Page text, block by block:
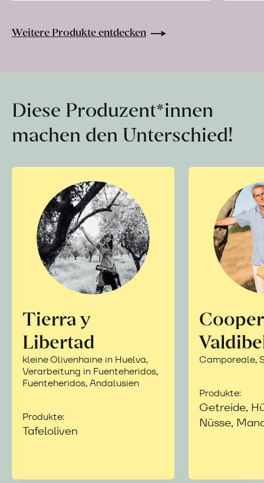
Weitere Produkte entdecken
Diese Produzent*innen
machen den Unterschied!
Tierra y
Libertad
kleine Olivenhaine in Huelva,
Verarbeitung in Fuenteheridos,
Fuenteheridos, Andalusien
Produkte:
Tafeloliven
Camporeale,
Produkte:
Getreide,
Nüsse,